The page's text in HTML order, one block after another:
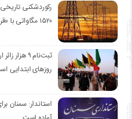
رکوردشکنی
۱۵۲۰ مگاواتی با «قرار همدلی» مردم
ثبت‌نام ۹
روزهای ابتدایی
استاندار: سمنان